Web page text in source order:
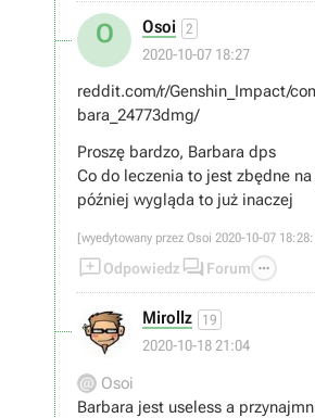
O Osoi 2
2020-10-07 18:27
reddit.com/r/Genshin_Impact/
bara_24773dmg/
Proszę bardzo, Barbara dps
Co do leczenia to jest zbędne
później wygląda to już inaczej
[wyedytowany przez Osoi 2020-10-07
Odpowiedz  Forum 
Mirollz 19
2020-10-18 21:04
Osoi
Barbara jest useless a